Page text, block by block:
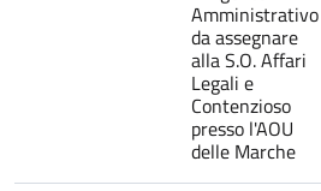
Amministrativo
da assegnare
alla S.O. Affari
Legali e
Contenzioso
presso l'AOU
delle Marche